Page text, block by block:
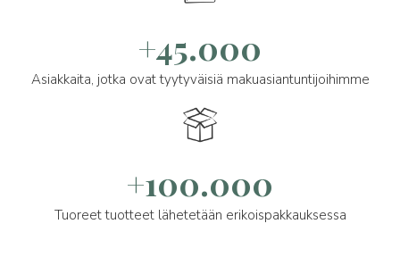
+45.000
Asiakkaita, jotka ovat tyytyväisiä makuasiantuntijoihimme
+100.000
Tuoreet tuotteet lähetetään erikoispakkauksessa